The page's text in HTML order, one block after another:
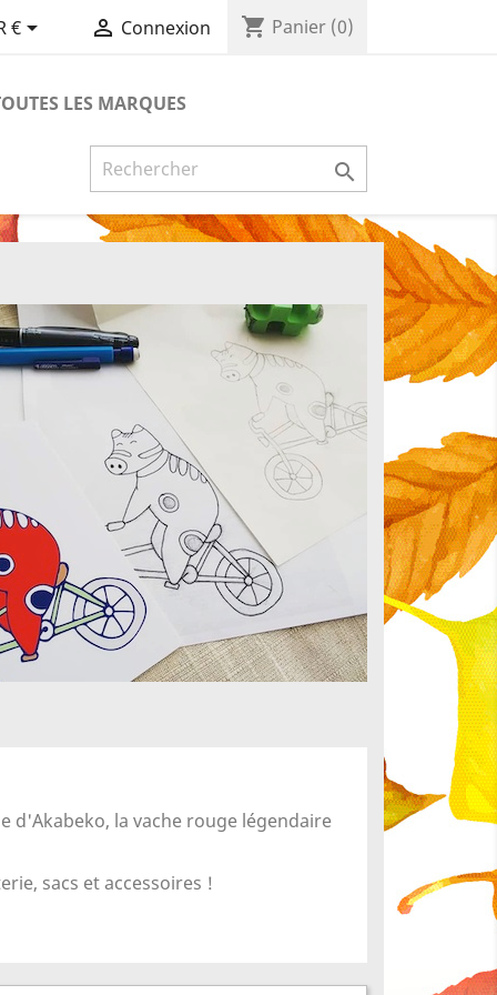
€  Connexion shopping_cart Panier (0)
LES MARQUES

d'Akabeko, la vache rouge légendaire
sacs et accessoires !
×